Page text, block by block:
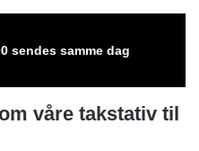
sendes samme dag
våre takstativ til